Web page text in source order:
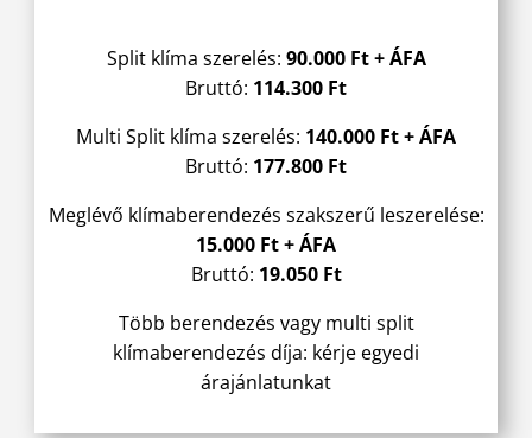
Split klíma szerelés: 90.000 Ft + ÁFA
Bruttó: 114.300 Ft
Multi Split klíma szerelés: 140.000 Ft + ÁFA
Bruttó: 177.800 Ft
Meglévő klímaberendezés szakszerű leszerelése:
15.000 Ft + ÁFA
Bruttó: 19.050 Ft
Több berendezés vagy multi split
klímaberendezés díja: kérje egyedi
árajánlatunkat